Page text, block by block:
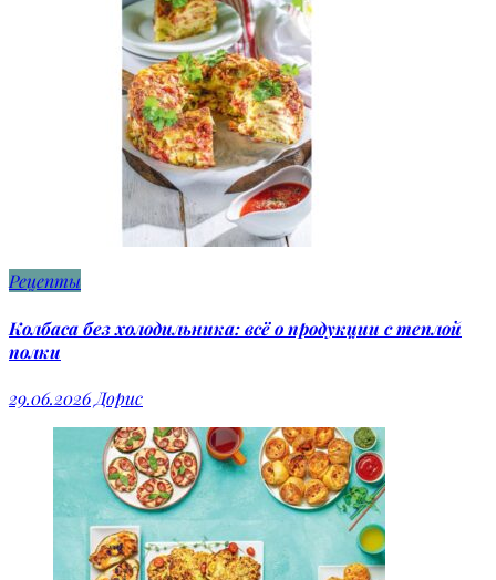
Рецепты
Колбаса без холодильника: всё о продукции с теплой
полки
29.06.2026 Дорис